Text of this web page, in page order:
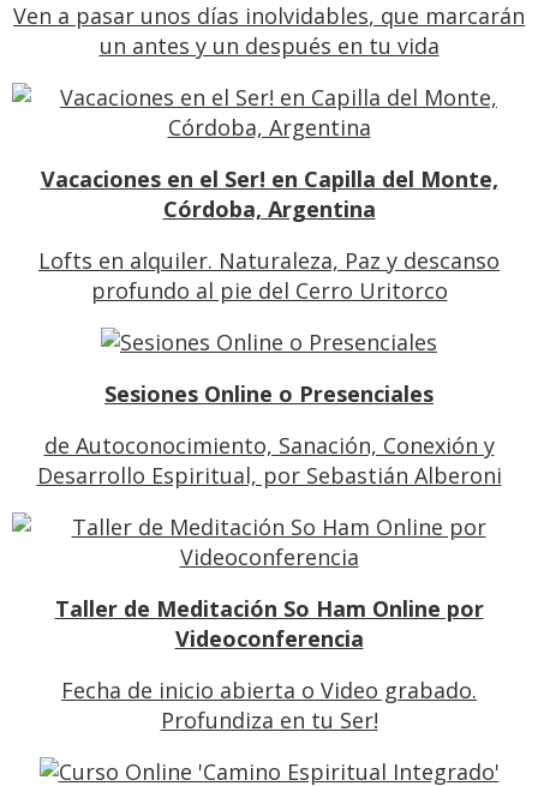
Ven a pasar unos días inolvidables, que marcarán
un antes y un después en tu vida
Vacaciones en el Ser! en Capilla del Monte,
Córdoba, Argentina
Lofts en alquiler. Naturaleza, Paz y descanso
profundo al pie del Cerro Uritorco
Sesiones Online o Presenciales
de Autoconocimiento, Sanación, Conexión y
Desarrollo Espiritual, por Sebastián Alberoni
Taller de Meditación So Ham Online por
Videoconferencia
Fecha de inicio abierta o Video grabado.
Profundiza en tu Ser!